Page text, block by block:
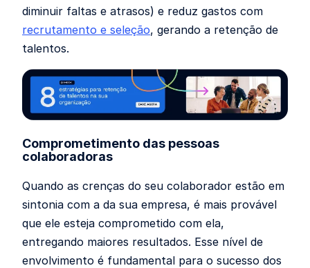
diminuir faltas e atrasos) e reduz gastos com
recrutamento e seleção, gerando a retenção de
talentos.
Comprometimento das pessoas
colaboradoras
Quando as crenças do seu colaborador estão em
sintonia com a da sua empresa, é mais provável
que ele esteja comprometido com ela,
entregando maiores resultados. Esse nível de
envolvimento é fundamental para o sucesso dos